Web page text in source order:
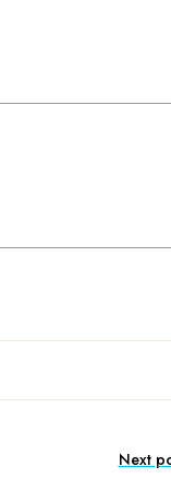
Next